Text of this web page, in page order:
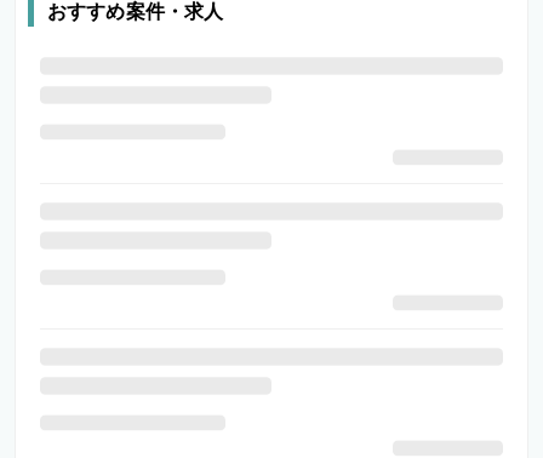
おすすめ案件・求人